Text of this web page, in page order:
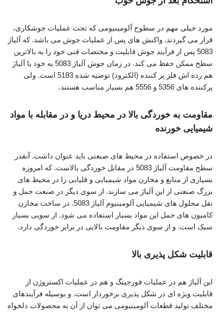
مورد خیلی مهم در سطوح آلومینیومی که تحت عملیات جوشکاری،
قرار می گیردند. واکنش های پس از عملیات جوش می باشد. که آلیاژ
5083 پس از فرآیند جوش قابلیت و مختصات فنی خود را به بالاترین
سطح ممکن حفظ می کند. در زمان جوش آلیاژ 5083 به خود یا آلیاژ
هم رده اش فلز پر کننده (الکترود) توصیه شده 5183 است. ولی
پرکننده های 5356 و 5556 هم بسیار مناسب هستند.
مقاومت به خوردگی بالا در محیط دریا و در مقابله با مواد
شیمیایی خورنده
در خصوص استفاده در محیط های صنعتی باید عنوان داشت. آنقدر
سطح مقاومت آلیاژ 5083 در مقابل خوردگی بالاست. که امروزه
بسیاری از منابع و مخازن مواد شیمیایی و قلیایی را در محیط های
بزرگ صنعتی از این آلیاژ می سازند. از سوی دیگر در صنعت حمل و
نقل محلول های شیمیایی آلومینیوم آلیاژ 5083. در ساخت مخازن
کامیون های حمل این مواد بسیار استفاده می شود. از سویی بسیار
سبک است. و از سوی دیگر مقاومت بالایی در برابر خوردگی دارد.
قابلیت شکل پذیری بالا
این آلیاژ هم در عملیات فورجینگ و هم در عملیات اکستروژن از
قابلیت ویژه ای در شکل پذیری برخوردار است. و بوسیله فرآیندهای
مختلف تولید قطعات آلومینیومی می توان از آن به محصولات دلخواه